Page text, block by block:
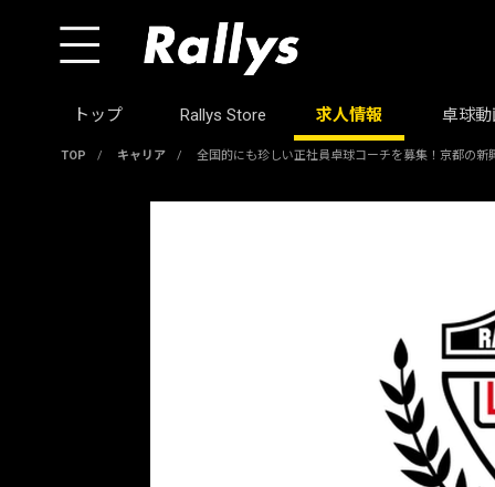
トップ Rallys Store 求人情報 卓球動
TOP / キャリア / 全国的にも珍しい正社員卓球コーチを募集！京都の新